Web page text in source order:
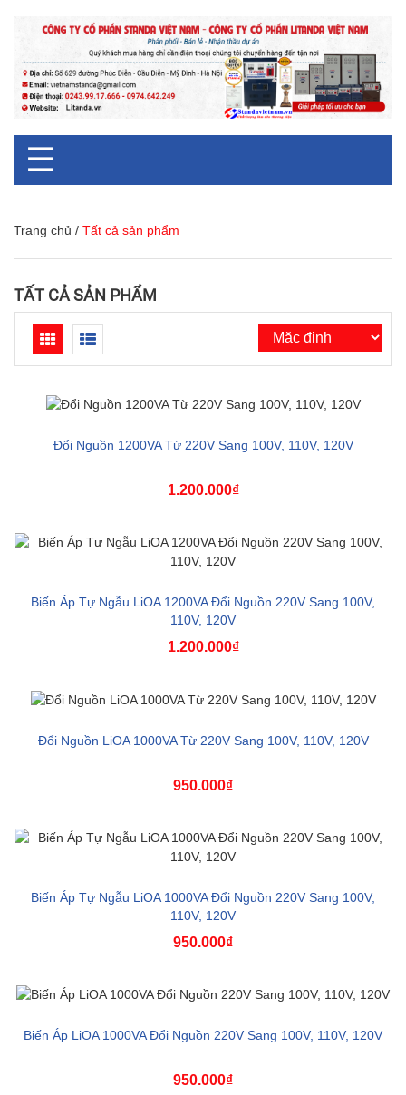
☰
Trang chủ / Tất cả sản phẩm
TẤT CẢ SẢN PHẨM
Đổi Nguồn 1200VA Từ 220V Sang 100V, 110V, 120V
1.200.000₫
Biến Áp Tự Ngẫu LiOA 1200VA Đổi Nguồn 220V Sang 100V,
110V, 120V
1.200.000₫
Đổi Nguồn LiOA 1000VA Từ 220V Sang 100V, 110V, 120V
950.000₫
Biến Áp Tự Ngẫu LiOA 1000VA Đổi Nguồn 220V Sang 100V,
110V, 120V
950.000₫
Biến Áp LiOA 1000VA Đổi Nguồn 220V Sang 100V, 110V, 120V
950.000₫